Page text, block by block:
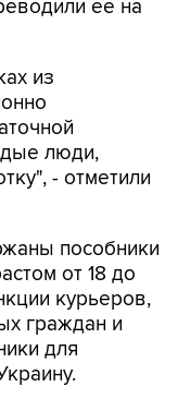
из
люди,
- отметили
пособники
курьеров,
граждан и
для
для